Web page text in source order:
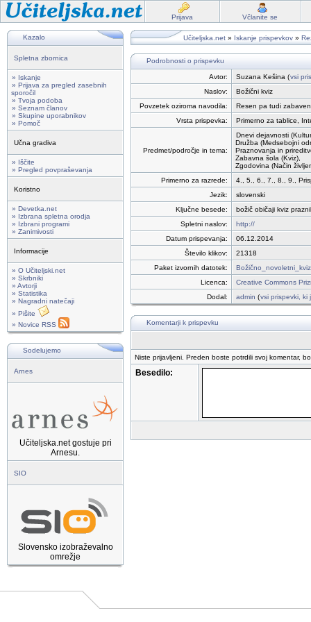
Prijava Včlanite se
Kazalo
Spletna zbornica
» Iskanje
» Prijava za pregled zasebnih
sporočil
» Tvoja podoba
» Seznam članov
» Skupine uporabnikov
» Pomoč
Učna gradiva
» Iščite
» Pregled povpraševanja
Koristno
» Devetka.net
» Izbrana spletna orodja
» Izbrani programi
» Zanimivosti
Informacije
» O Učiteljski.net
» Skrbniki
» Avtorji
» Statistika
» Nagradni natečaji
» Pišite
» Novice RSS
Sodelujemo
Arnes
Učiteljska.net gostuje pri
Arnesu.
SIO
Slovensko izobraževalno
omrežje
Učiteljska.net » Iskanje prispevkov »
Podrobnosti o prispevku
Avtor: Suzana Kešina (vsi
Naslov:
Božični kviz
Povzetek oziroma navodila:
Resen pa tudi
Vrsta prispevka:
Primerno za tablice,
Predmet/področje in tema:
Dnevi dejavnosti
Družba (Medsebojni
Praznovanja in
Zabavna šola (Kviz),
Zgodovina (Način
Primerno za razrede:
4., 5., 6., 7., 8., 9.,
Jezik:
slovenski
Ključne besede:
božič običaji kviz
Spletni naslov:
http://
Datum prispevanja:
06.12.2014
Število klikov:
21318
Paket izvornih datotek:
Licenca:
Creative Commons
Dodal:
admin (vsi prispevki, ki
Komentarji k prispevku
Niste prijavljeni. Preden boste potrdili svoj komentar,
Besedilo: